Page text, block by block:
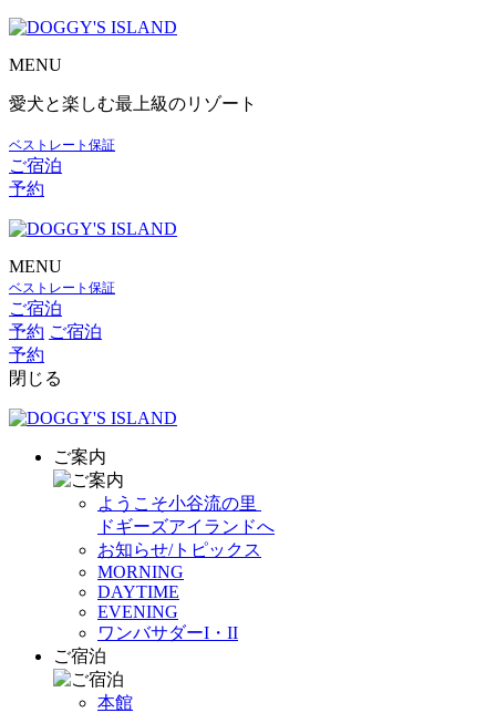
MENU
愛犬と楽しむ最上級のリゾート
ベストレート保証
ご宿泊
予約
MENU
ベストレート保証
ご宿泊
予約 ご宿泊
予約
閉じる
ご案内
ようこそ小谷流の里
ドギーズアイランドへ
お知らせ/トピックス
MORNING
DAYTIME
EVENING
ワンバサダーI・II
ご宿泊
本館